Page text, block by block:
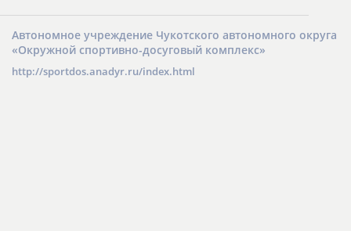
Автономное учреждение Чукотского автономного округа
«Окружной спортивно-досуговый комплекс»
http://sportdos.anadyr.ru/index.html